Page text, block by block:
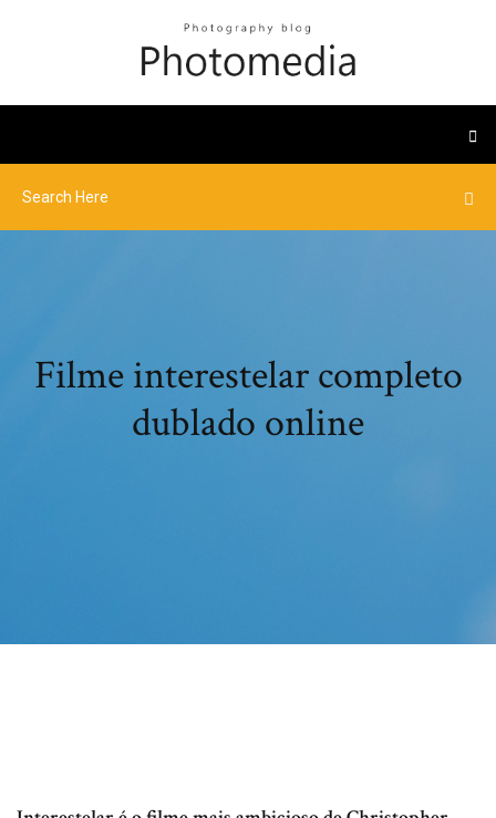
Filme interestelar completo
dublado online